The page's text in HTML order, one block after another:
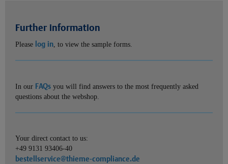
Further information
Please log in , to view the sample forms.
In our FAQs you will find answers to the most frequently asked
questions about the webshop.
Your direct contact to us:
+49 9131 93406-40
bestellservice@thieme-compliance.de